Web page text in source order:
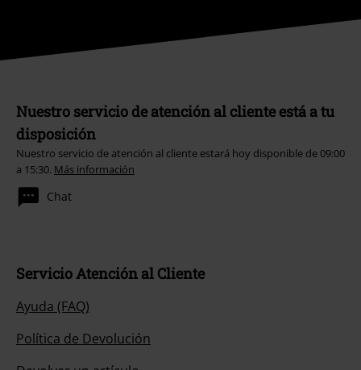
Nuestro servicio de atención al cliente está a tu
disposición
Nuestro servicio de atención al cliente estará hoy disponible de 09:00
a 15:30. Más información
Chat
Servicio Atención al Cliente
Ayuda (FAQ)
Política de Devolución